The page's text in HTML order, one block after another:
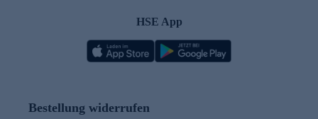
HSE App
Bestellung widerrufen